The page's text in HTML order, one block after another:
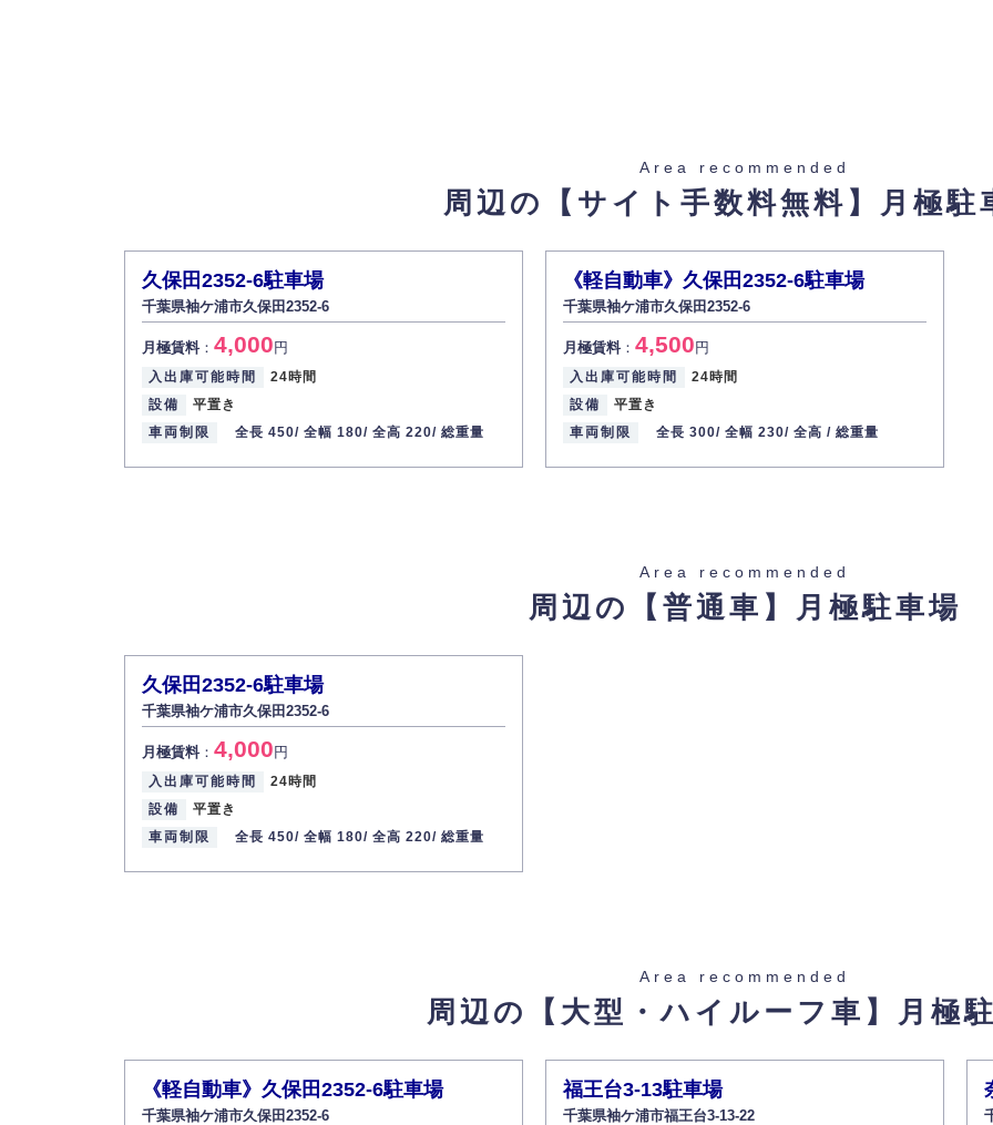
法的義務など正当な理由に基づく要請があった場合を除き、お客様の個人情報をご本人の同意なく第三者に提供いたしませ
お客様ご本人から自己の個人情報開示の請求があった場合、すみやかに開示いたします（ご本人であることが確認できな
また、個人情報の内容に誤りがあり、ご本人から訂正・追加・削除の請求がある場合は適切に対応いたします。
6.個人情報管理の社内教育
弊社社員全員が、個人情報の取り扱いについての重要性を理解し、より適切に管理するよう社内教育を実施してまいります
株式会社ミコト
代表取締役社長 野口 幸男
Area recommended
周辺の【サイト手数料無料】 月極駐
久保田2352-6駐車場
千葉県袖ケ浦市久保田2352-6
月極賃料： 4,000円
入出庫可能時間
24時間
設備
平置き
車両制限
全長 450/ 全幅 180/ 全高 220/ 総重量
《軽自動車》久保田2352-6駐車場
千葉県袖ケ浦市久保田2352-6
月極賃料： 4,500円
入出庫可能時間
24時間
設備
平置き
車両制限
全長 300/ 全幅 230/ 全高 / 総重量
Area recommended
周辺の【普通車】 月極駐車場
久保田2352-6駐車場
千葉県袖ケ浦市久保田2352-6
月極賃料： 4,000円
入出庫可能時間
24時間
設備
平置き
車両制限
全長 450/ 全幅 180/ 全高 220/ 総重量
Area recommended
周辺の【大型・ハイルーフ車】 月極
《軽自動車》久保田2352-6駐車場
千葉県袖ケ浦市久保田2352-6
福王台3-13駐車場
千葉県袖ケ浦市福王台3-13-22